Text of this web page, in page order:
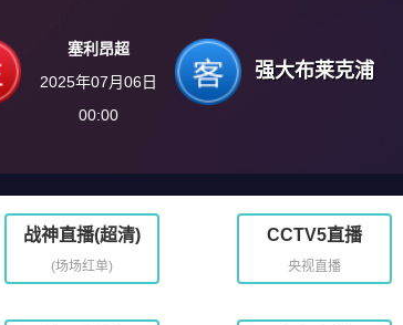
塞利昂超
2025年07月06日
00:00
强大布莱克浦
战神直播(超清)
(场场红单)
CCTV5直播
央视直播